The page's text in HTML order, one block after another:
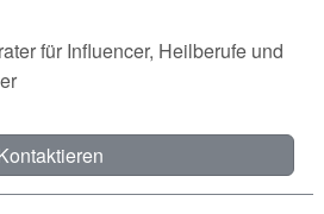
für Influencer, Heilberufe und